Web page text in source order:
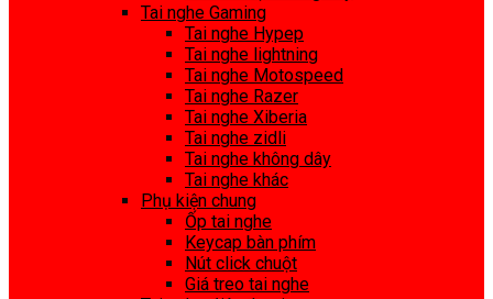
Tai nghe Gaming
Tai nghe Hypep
Tai nghe lightning
Tai nghe Motospeed
Tai nghe Razer
Tai nghe Xiberia
Tai nghe zidli
Tai nghe không dây
Tai nghe khác
Phụ kiện chung
Ốp tai nghe
Keycap bàn phím
Nút click chuột
Giá treo tai nghe